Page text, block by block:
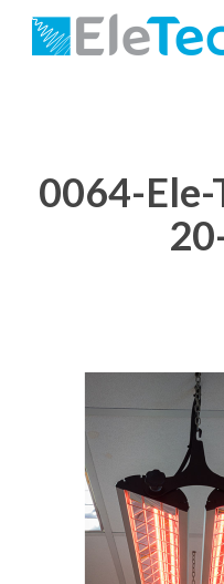
Salta
0064-